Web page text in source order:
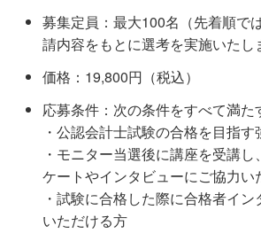
募集定員：最大100名（先着順で
請内容をもとに選考を実施いたし
価格：19,800円（税込）
応募条件：次の条件をすべて満た
・公認会計士試験の合格を目指
・モニター当選後に講座を受講
ケートやインタビューにご協力い
・試験に合格した際に合格者イ
いただける方